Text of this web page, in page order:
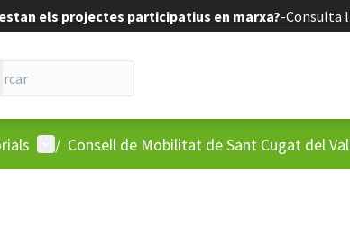
els projectes participatius en marxa?-Consulta
Menú d'usuari
/ Consell de Mobilitat de Sant Cugat del